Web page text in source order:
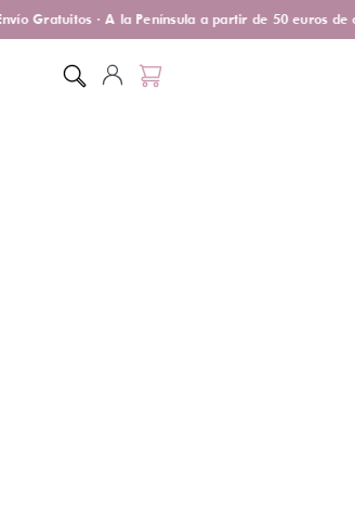
Gratuitos · A la Península a partir de 50 euros de